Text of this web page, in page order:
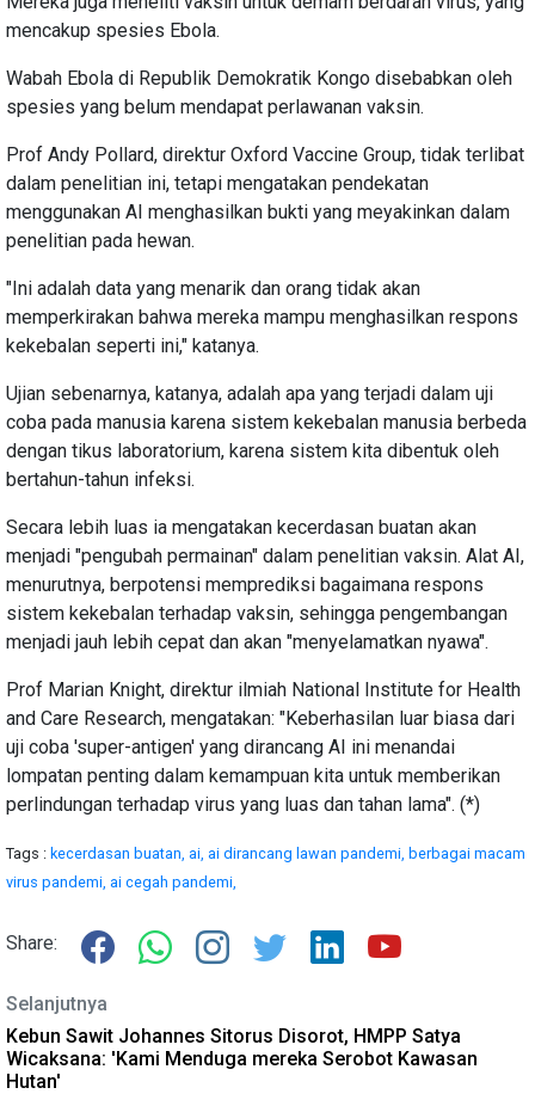
mencakup spesies Ebola.
Wabah Ebola di Republik Demokratik Kongo disebabkan oleh
spesies yang belum mendapat perlawanan vaksin.
Prof Andy Pollard, direktur Oxford Vaccine Group, tidak terlibat
dalam penelitian ini, tetapi mengatakan pendekatan
menggunakan AI menghasilkan bukti yang meyakinkan dalam
penelitian pada hewan.
"Ini adalah data yang menarik dan orang tidak akan
memperkirakan bahwa mereka mampu menghasilkan respons
kekebalan seperti ini," katanya.
Ujian sebenarnya, katanya, adalah apa yang terjadi dalam uji
coba pada manusia karena sistem kekebalan manusia berbeda
dengan tikus laboratorium, karena sistem kita dibentuk oleh
bertahun-tahun infeksi.
Secara lebih luas ia mengatakan kecerdasan buatan akan
menjadi "pengubah permainan" dalam penelitian vaksin. Alat AI,
menurutnya, berpotensi memprediksi bagaimana respons
sistem kekebalan terhadap vaksin, sehingga pengembangan
menjadi jauh lebih cepat dan akan "menyelamatkan nyawa".
Prof Marian Knight, direktur ilmiah National Institute for Health
and Care Research, mengatakan: "Keberhasilan luar biasa dari
uji coba 'super-antigen' yang dirancang AI ini menandai
lompatan penting dalam kemampuan kita untuk memberikan
perlindungan terhadap virus yang luas dan tahan lama". (*)
Tags : kecerdasan buatan, ai, ai dirancang lawan pandemi, berbagai macam
virus pandemi, ai cegah pandemi,
Share:
Selanjutnya
Kebun Sawit Johannes Sitorus Disorot, HMPP Satya
Wicaksana: 'Kami Menduga mereka Serobot Kawasan
Hutan'